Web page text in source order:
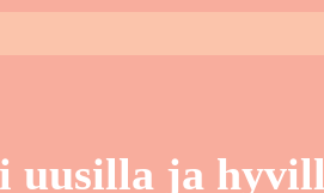
uusilla ja